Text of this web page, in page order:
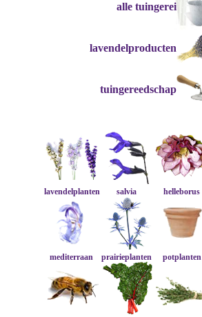
alle tuingerei
lavendelproducten
tuingereedschap
lavendelplanten salvia helleborus
mediterraan prairieplanten potplanten